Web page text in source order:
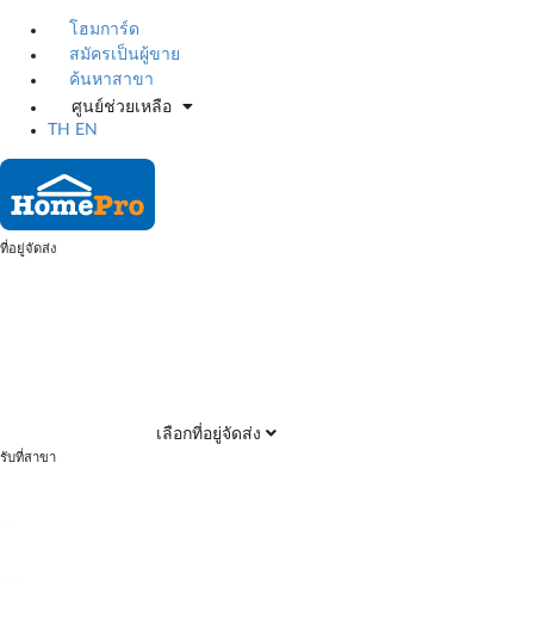
โฮมการ์ด
สมัครเป็นผู้ขาย
ค้นหาสาขา
ศูนย์ช่วยเหลือ
TH
EN
ที่อยู่จัดส่ง
เลือกที่อยู่จัดส่ง
รับที่สาขา